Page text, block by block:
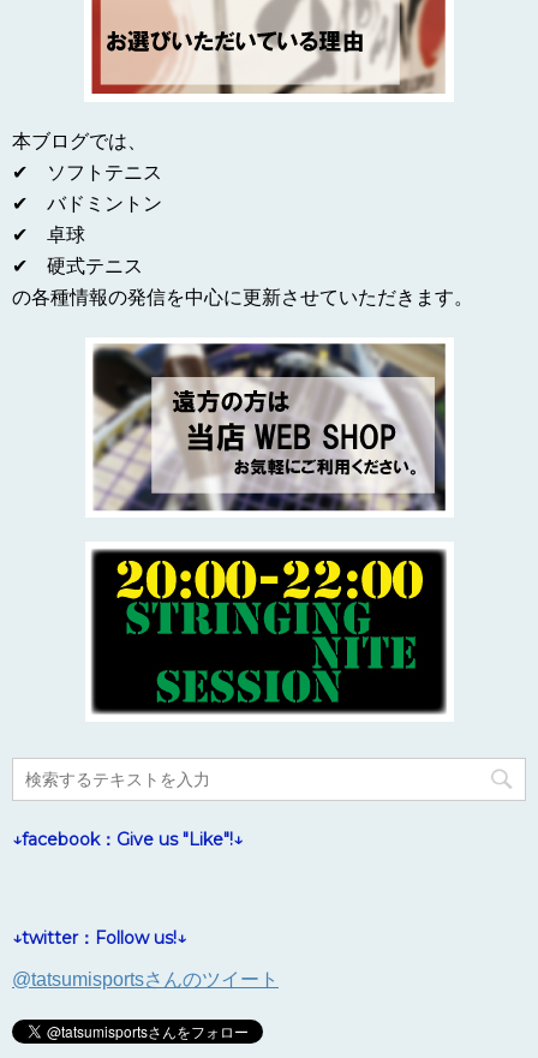
本ブログでは、
✔ ソフトテニス
✔ バドミントン
✔ 卓球
✔ 硬式テニス
の各種情報の発信を中心に更新させていただきます。
↓facebook：Give us "Like"!↓
↓twitter：Follow us!↓
@tatsumisportsさんのツイート